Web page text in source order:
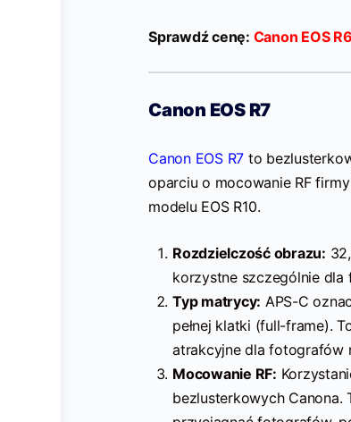
Sprawdź cenę: Canon EOS R6
Canon EOS R7
Canon EOS R7 to
oparciu o mocowanie RF
modelu EOS R10.
Rozdzielczość obrazu:
korzystne szczególnie
Typ matrycy: APS-C
pełnej klatki (full-frame).
atrakcyjne dla fotografów
Mocowanie RF:
bezlusterkowych Canona.